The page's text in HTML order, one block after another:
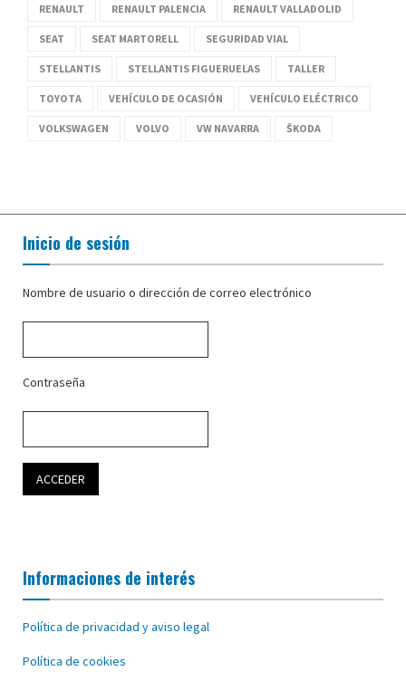
RENAULT RENAULT PALENCIA RENAULT VALLADOLID
SEAT SEAT MARTORELL SEGURIDAD VIAL
STELLANTIS STELLANTIS FIGUERUELAS TALLER
TOYOTA VEHÍCULO DE OCASIÓN VEHÍCULO ELÉCTRICO
VOLKSWAGEN VOLVO VW NAVARRA ŠKODA
Inicio de sesión
Nombre de usuario o dirección de correo electrónico
Contraseña
Informaciones de interés
Política de privacidad y aviso legal
Política de cookies